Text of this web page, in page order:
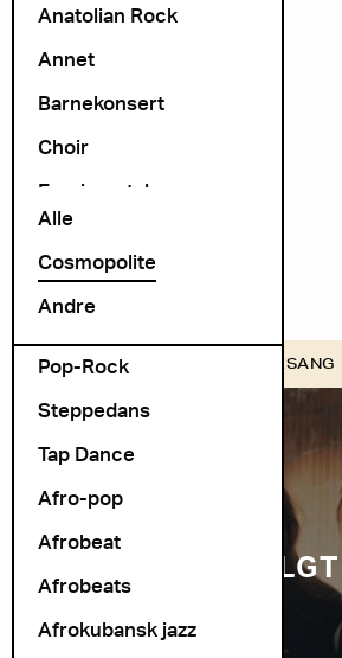
Anatolian Rock
Annet
Barnekonsert
Choir
Exprimental
Folk Rock
folk-pop
Jazzpop
Pop-Rock
Steppedans
Tap Dance
Afro-pop
Afrobeat
Afrobeats
Afrokubansk jazz
Måned
Arrangør
Alle
Cosmopolite
Andre
FOLK VISESANG
UTSOLGT